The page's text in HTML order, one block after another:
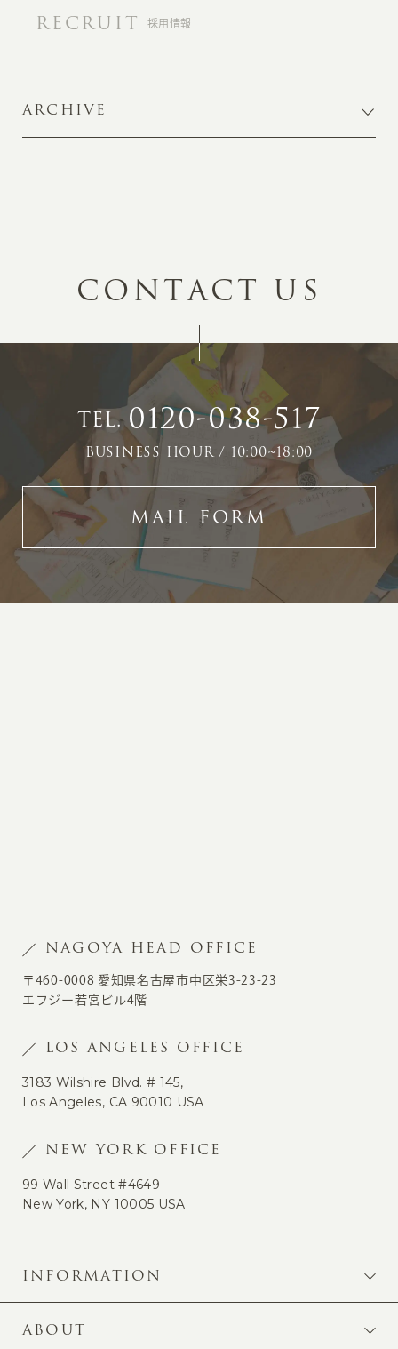
RECRUIT 採用情報
ARCHIVE
CONTACT US
TEL.0120-038-517
BUSINESS HOUR / 10:00~18:00
MAIL FORM
NAGOYA HEAD OFFICE
〒460-0008 愛知県名古屋市中区栄3-23-23
エフジー若宮ビル4階
LOS ANGELES OFFICE
3183 Wilshire Blvd. # 145,
Los Angeles, CA 90010 USA
NEW YORK OFFICE
99 Wall Street #4649
New York, NY 10005 USA
INFORMATION
ABOUT